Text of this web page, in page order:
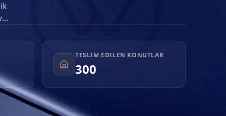
talep
TESLIM EDILEN KONUTLAR
300